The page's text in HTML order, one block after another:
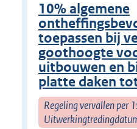
10% algemene
toepassen bij
goothoogte
uitbouwen en
platte daken
Regeling vervallen per